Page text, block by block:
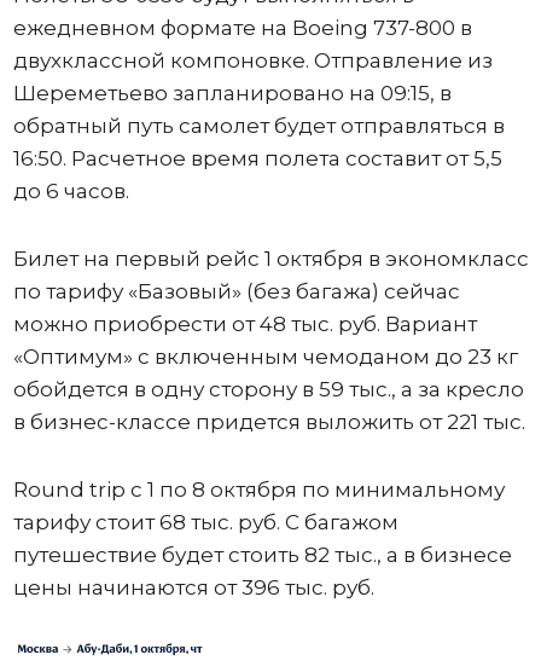
ежедневном формате на Boeing 737-800 в
двухклассной компоновке. Отправление из
Шереметьево запланировано на 09:15, в
обратный путь самолет будет отправляться в
16:50. Расчетное время полета составит от 5,5
до 6 часов.
Билет на первый рейс 1 октября в экономкласс
по тарифу «Базовый» (без багажа) сейчас
можно приобрести от 48 тыс. руб. Вариант
«Оптимум» с включенным чемоданом до 23 кг
обойдется в одну сторону в 59 тыс., а за кресло
в бизнес-классе придется выложить от 221 тыс.
Round trip с 1 по 8 октября по минимальному
тарифу стоит 68 тыс. руб. С багажом
путешествие будет стоить 82 тыс., а в бизнесе
цены начинаются от 396 тыс. руб.